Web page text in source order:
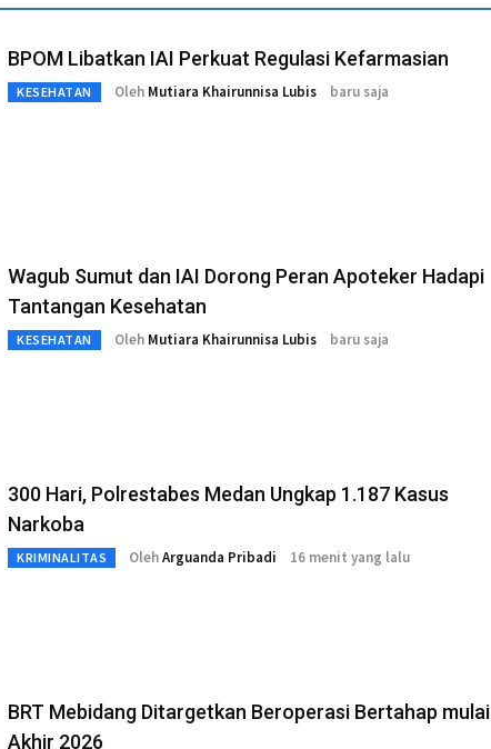
BPOM Libatkan IAI Perkuat Regulasi Kefarmasian
KESEHATAN Oleh Mutiara Khairunnisa Lubis baru saja
Wagub Sumut dan IAI Dorong Peran Apoteker Hadapi
Tantangan Kesehatan
KESEHATAN Oleh Mutiara Khairunnisa Lubis baru saja
300 Hari, Polrestabes Medan Ungkap 1.187 Kasus
Narkoba
KRIMINALITAS OlehArguanda Pribadi 16 menit yang lalu
BRT Mebidang Ditargetkan Beroperasi Bertahap mulai
Akhir 2026